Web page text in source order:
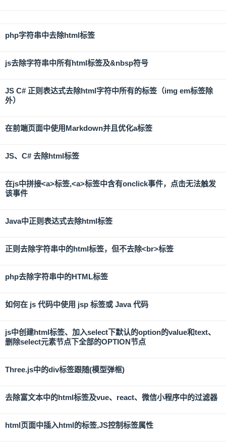
php字符串中去除html标签
js去除字符串中所有html标签及&nbsp符号
JS C# 正则表达式去除html字符中所有的标签（img em标签除
外）
在前端页面中使用Markdown并且优化a标签
JS、C# 去除html标签
在js中拼接<a>标签,<a>标签中含有onclick事件，点击无法触发
该事件
Java中正则表达式去除html标签
正则去除字符串中的html标签，但不去除<br>标签
php去除字符串中的HTML标签
如何在 js 代码中使用 jsp 标签或 Java 代码
js中创建html标签、加入select下默认的option的value和text、
删除select元素节点下全部的OPTION节点
Three.js中的div标签跟随(模型弹框)
去除富文本中的html标签及vue、react、微信小程序中的过滤器
html页面中插入html的标签,JS控制标签属性